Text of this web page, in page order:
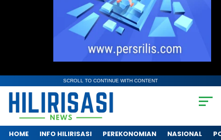
SCROLL TO CONTINUE WITH CONTENT
HOME INFO HILIRISASI PEREKONOMIAN NASIONAL